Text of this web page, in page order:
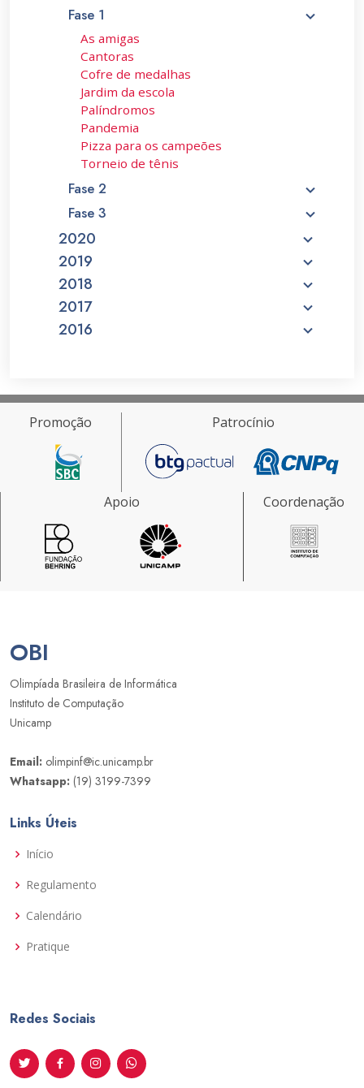
Fase 1
As amigas
Cantoras
Cofre de medalhas
Jardim da escola
Palíndromos
Pandemia
Pizza para os campeões
Torneio de tênis
Fase 2
Fase 3
2020
2019
2018
2017
2016
Promoção Patrocínio
Apoio Coordenação
OBI
Olimpíada Brasileira de Informática
Instituto de Computação
Unicamp
Email: olimpinf@ic.unicamp.br
Whatsapp: (19) 3199-7399
Links Úteis
Início
Regulamento
Calendário
Pratique
Redes Sociais